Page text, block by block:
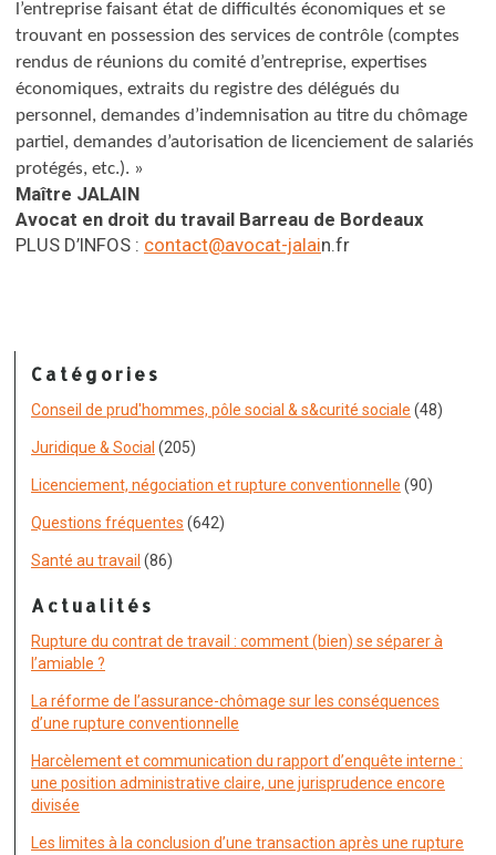
l’entreprise faisant état de difficultés économiques et se
trouvant en possession des services de contrôle (comptes
rendus de réunions du comité d’entreprise, expertises
économiques, extraits du registre des délégués du
personnel, demandes d’indemnisation au titre du chômage
partiel, demandes d’autorisation de licenciement de salariés
protégés, etc.). »
Maître JALAIN
Avocat en droit du travail Barreau de Bordeaux
PLUS D’INFOS : contact@avocat-jalain.fr
Catégories
Conseil de prud'hommes, pôle social & s&curité sociale (48)
Juridique & Social (205)
Licenciement, négociation et rupture conventionnelle (90)
Questions fréquentes (642)
Santé au travail (86)
Actualités
Rupture du contrat de travail : comment (bien) se séparer à
l’amiable ?
La réforme de l’assurance-chômage sur les conséquences
d’une rupture conventionnelle
Harcèlement et communication du rapport d’enquête interne :
une position administrative claire, une jurisprudence encore
divisée
Les limites à la conclusion d’une transaction après une rupture